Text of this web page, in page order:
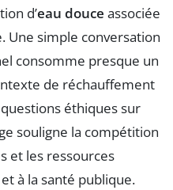
d’eau douce associée
Une simple conversation
consomme presque un
de réchauffement
éthiques sur
souligne la compétition
et les ressources
et à la santé publique.